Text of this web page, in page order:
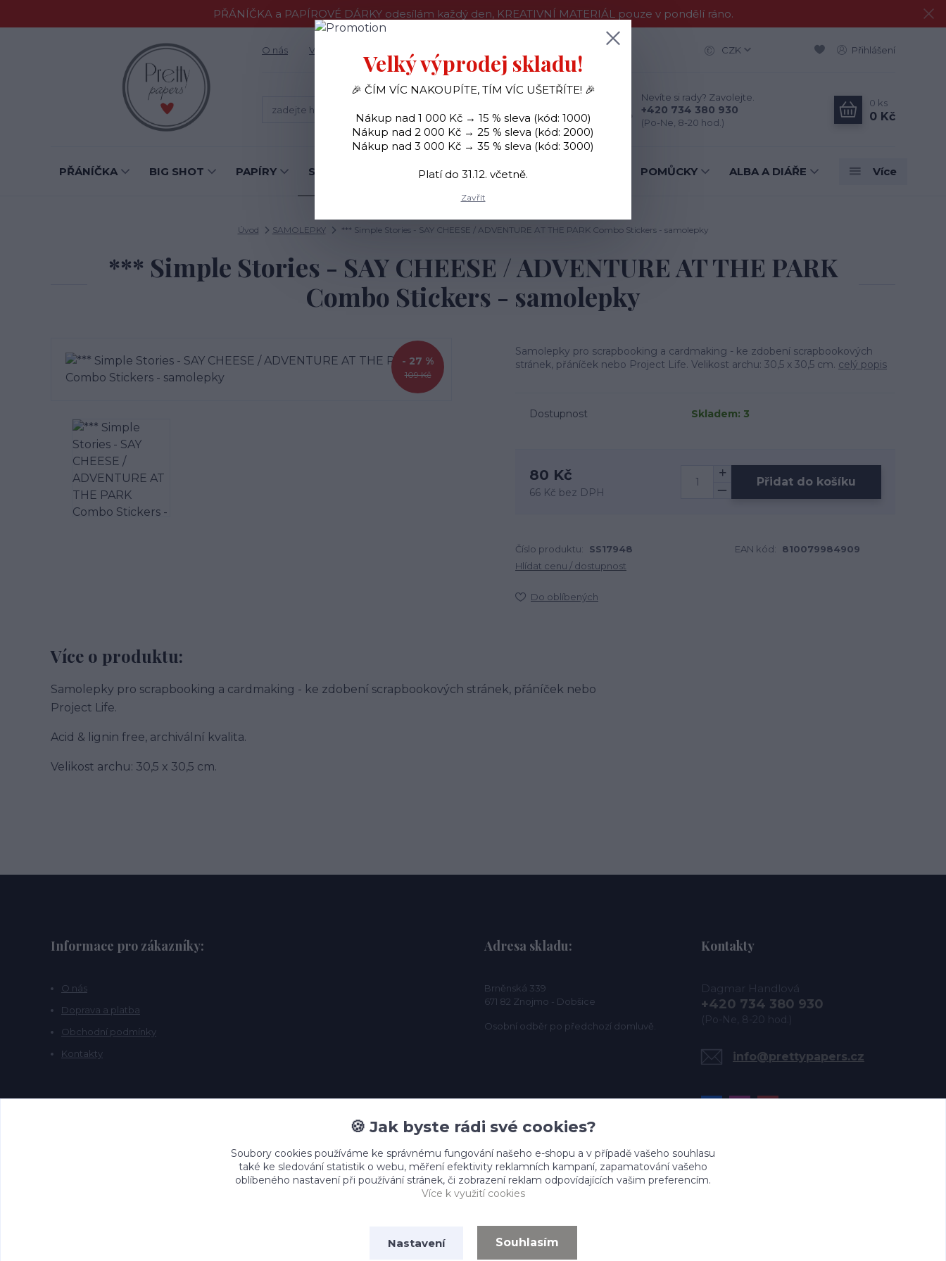
PŘÁNÍČKA a PAPÍROVÉ DÁRKY odesílám každý den, KREATIVNÍ MATERIÁL pouze v pondělí ráno.
O nás Vše o nákupu CZK Přihlášení
Nevíte si rady? Zavolejte.
+420 734 380 930
(Po-Ne, 8-20 hod.)
0 ks
0 Kč
PŘÁNÍČKA BIG SHOT PAPÍRY SAMOLEPKY OZDOBY RAZÍTKA POMŮCKY ALBA A DIÁŘE Více
Úvod SAMOLEPKY *** Simple Stories - SAY CHEESE / ADVENTURE AT THE PARK Combo Stickers - samolepky
*** Simple Stories - SAY CHEESE / ADVENTURE AT THE PARK
Combo Stickers - samolepky
109 Kč
- 27 %
Samolepky pro scrapbooking a cardmaking - ke zdobení scrapbookových
stránek, přáníček nebo Project Life. Velikost archu: 30,5 x 30,5 cm. celý popis
Dostupnost Skladem: 3
80 Kč
66 Kč bez DPH
Přidat do košíku
Číslo produktu: SS17948 EAN kód:
810079984909
Hlídat cenu / dostupnost
Do oblíbených
Více o produktu:
Samolepky pro scrapbooking a cardmaking - ke zdobení scrapbookových stránek, přáníček nebo
Project Life.
Acid & lignin free, archivální kvalita.
Velikost archu: 30,5 x 30,5 cm.
Informace pro zákazníky:
O nás
Doprava a platba
Obchodní podmínky
Kontakty
Adresa skladu:
Brněnská 339
671 82 Znojmo - Dobšice
Osobní odběr po předchozí domluvě.
Kontakty
Dagmar Handlová
+420 734 380 930
(Po-Ne, 8-20 hod.)
info@prettypapers.cz
Velký výprodej skladu!
🎉 ČÍM VÍC NAKOUPÍTE, TÍM VÍC UŠETŘÍTE! 🎉
Nákup nad 1 000 Kč → 15 % sleva (kód: 1000)
Nákup nad 2 000 Kč → 25 % sleva (kód: 2000)
Nákup nad 3 000 Kč → 35 % sleva (kód: 3000)
Platí do 31.12. včetně.
Zavřít
🍪 Jak byste rádi své cookies?
Soubory cookies používáme ke správnému fungování našeho e-shopu a v případě vašeho souhlasu
také ke sledování statistik o webu, měření efektivity reklamních kampaní, zapamatování vašeho
oblíbeného nastavení při používání stránek, či zobrazení reklam odpovídajících vašim preferencím.
Více k využití cookies
Nastavení Souhlasím